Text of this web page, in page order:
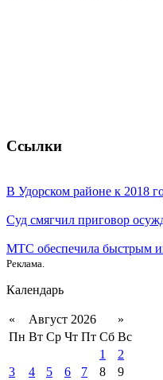
Ссылки
В Удорском районе к 2018
Суд смягчил приговор
МТС обеспечила быстрым
Реклама.
Календарь
« Август 2026
»
Пн Вт Ср Чт Пт Сб Вс
1
2
3
4 5 6 7 8
9